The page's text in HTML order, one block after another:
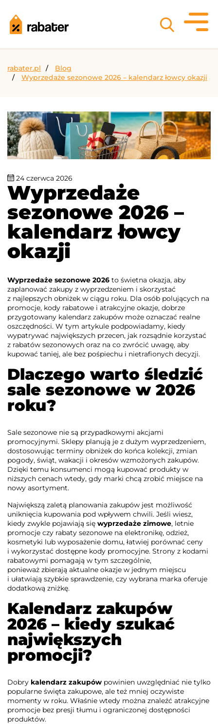
rabater.pl
Blog
Wyprzedaże sezonowe 2026 – kalendarz łowcy okazji
24 czerwca 2026
Wyprzedaże
sezonowe 2026 –
kalendarz łowcy
okazji
Wyprzedaże sezonowe 2026 to świetna okazja, aby
zaplanować zakupy z wyprzedzeniem i skorzystać
z najlepszych obniżek w ciągu roku. Dla osób polujących na
promocje, kody rabatowe i atrakcyjne okazje, dobrze
przygotowany kalendarz zakupów może oznaczać realne
oszczędności. W tym artykule podpowiadamy, kiedy
wypatrywać największych przecen, jak rozsądnie korzystać
z rabatów sezonowych oraz na co zwrócić uwagę, aby
kupować taniej, ale bez pośpiechu i nietrafionych decyzji.
Dlaczego warto śledzić
sale sezonowe w 2026
roku?
Sale sezonowe nie są przypadkowymi akcjami
promocyjnymi. Sklepy planują je z dużym wyprzedzeniem,
dostosowując terminy obniżek do końca kolekcji, zmian
pogody, świąt, wakacji i okresów wzmożonych zakupów.
Dzięki temu konsumenci mogą kupować produkty w
niższych cenach wtedy, gdy marki chcą zrobić miejsce na
nowy asortyment.
Największą zaletą planowania zakupów jest możliwość
uniknięcia kupowania pod wpływem chwili. Jeśli wiesz,
kiedy zwykle pojawiają się wyprzedaże zimowe, letnie
promocje czy rabaty sezonowe na elektronikę, odzież,
kosmetyki lub wyposażenie domu, łatwiej porównać ceny
i wykorzystać dostępne kody promocyjne. Strony z kodami
rabatowymi pomagają w tym szczególnie,
ponieważ zbierają aktualne okazje w jednym miejscu
i ułatwiają szybkie sprawdzenie, czy wybrana marka oferuje
dodatkową zniżkę.
Kalendarz zakupów
2026 – kiedy szukać
największych
promocji?
Dobry kalendarz zakupów powinien uwzględniać nie tylko
popularne święta zakupowe, ale też mniej oczywiste
momenty w roku. Właśnie wtedy można znaleźć atrakcyjne
promocje bez presji tłumu i ograniczonej dostępności
produktów.